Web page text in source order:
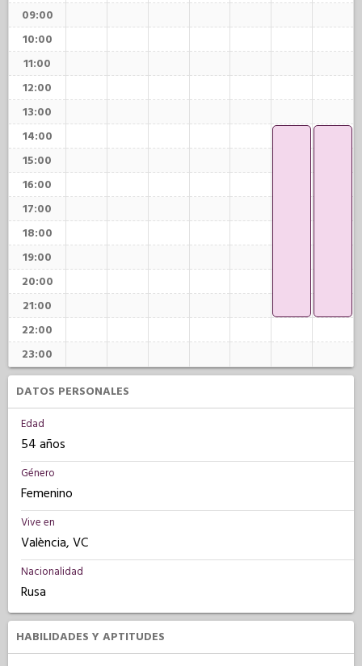
09:00
10:00
11:00
12:00
13:00
14:00
15:00
16:00
17:00
18:00
19:00
20:00
21:00
22:00
23:00
DATOS PERSONALES
Edad
54 años
Género
Femenino
Vive en
València, VC
Nacionalidad
Rusa
HABILIDADES Y APTITUDES